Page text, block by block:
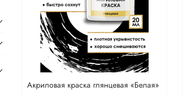
Акриловая краска глянцевая «Белая»